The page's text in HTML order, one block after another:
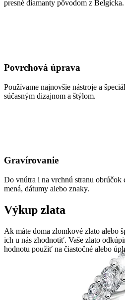
presné diamanty pôvodom z Belgicka.
Povrchová úprava
Používame najnovšie nástroje a
súčasným dizajnom a štýlom.
Gravírovanie
Do vnútra i na vrchnú stranu obrúčok
mená, dátumy alebo znaky.
Výkup zlata
Ak máte doma zlomkové zlato alebo
ich u nás zhodnotiť. Vaše zlato
hodnotu použiť na čiastočné alebo